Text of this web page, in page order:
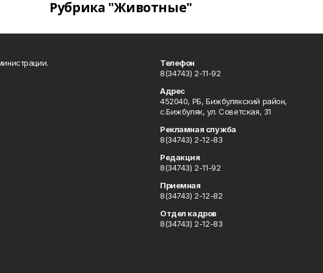
Рубрика "Животные"
Телефон
8(34743) 2-11-92
Адрес
452040, РБ, Бижбулякский район,
с.Бижбуляк, ул. Советская, 31
Рекламная служба
8(34743) 2-12-83
Редакция
8(34743) 2-11-92
Приемная
8(34743) 2-12-82
Отдел кадров
8(34743) 2-12-83